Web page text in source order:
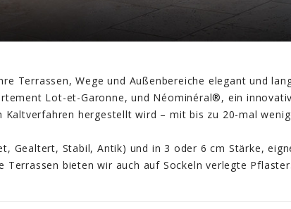
Terrassen, Wege und Außenbereiche elegant und
Lot-et-Garonne, und Néominéral®, ein
hergestellt wird – mit bis zu 20-mal
Gealtert, Stabil, Antik) und in 3 oder 6 cm Stärke,
bieten wir auch auf Sockeln verlegte